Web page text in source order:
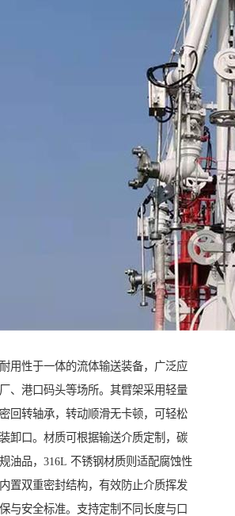
用性于一体的流体输送装备，广泛应
、港口码头等场所。其臂架采用轻量
回转轴承，转动顺滑无卡顿，可轻松
卸口。材质可根据输送介质定制，碳
油品，316L 不锈钢材质则适配腐蚀性
置双重密封结构，有效防止介质挥发
与安全标准。支持定制不同长度与口